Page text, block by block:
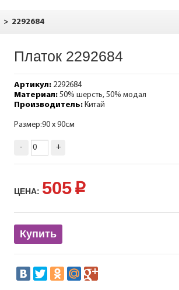
> 2292684
Платок 2292684
Артикул:2292684
Материал:50% шерсть, 50% модал
Производитель:Китай
Размер:90 х 90см
- +
ЦЕНА: 505p
Купить